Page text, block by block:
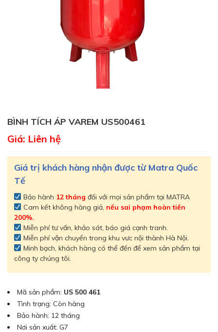
BÌNH TÍCH ÁP VAREM US500461
Giá: Liên hệ
Giá trị khách hàng nhận được từ Matra Quốc
Tế
Bảo hành 12 tháng đối với mọi sản phẩm tại MATRA
Cam kết không hàng giả, nếu sai phạm hoàn tiền
200%.
Miễn phí tư vấn, khảo sát, báo giá cạnh tranh.
Miễn phí vận chuyển trong khu vưc nội thành Hà Nội.
Minh bạch, khách hàng có thể đến để xem sản phẩm tại
công ty chúng tôi.
Mã sản phẩm: US 500 461
Tình trạng: Còn hàng
Bảo hành: 12 tháng
Nơi sản xuất: G7